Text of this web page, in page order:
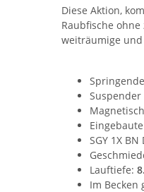
Diese Aktion,
Raubfische
weiträumige und
SGY 1X
Lauftiefe:
Im Becken